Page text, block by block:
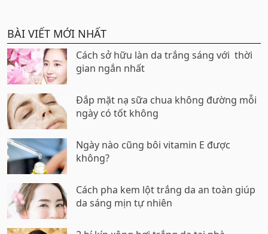
BÀI VIẾT MỚI NHẤT
Cách sở hữu làn da trắng sáng với thời
gian ngắn nhất
Đắp mặt nạ sữa chua không đường mỗi
ngày có tốt không
Ngày nào cũng bôi vitamin E được
không?
Cách pha kem lột trắng da an toàn giúp
da sáng mịn tự nhiên